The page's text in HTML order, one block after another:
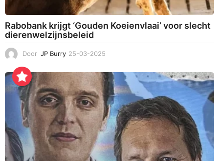
Rabobank krijgt ‘Gouden Koeienvlaai’ voor slecht
dierenwelzijnsbeleid
Door JP Burry 25-03-2025
-
0
3
-
2
0
2